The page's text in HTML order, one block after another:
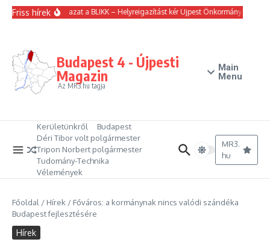
Ugrás a tartalomhoz
Friss hírekNem írt igazat a BLIKK – Helyreigazítást kér Újpest Önkormányzata
Budapest 4 - Újpesti
Magazin
Az MR3.hu tagja
Main
Menu
Kerületünkről
Budapest
Déri Tibor volt polgármester
Tripon Norbert polgármester
Tudomány-Technika
Vélemények
MR3.
hu
Főoldal / Hírek / Főváros: a kormánynak nincs valódi szándéka
Budapest fejlesztésére
Hírek